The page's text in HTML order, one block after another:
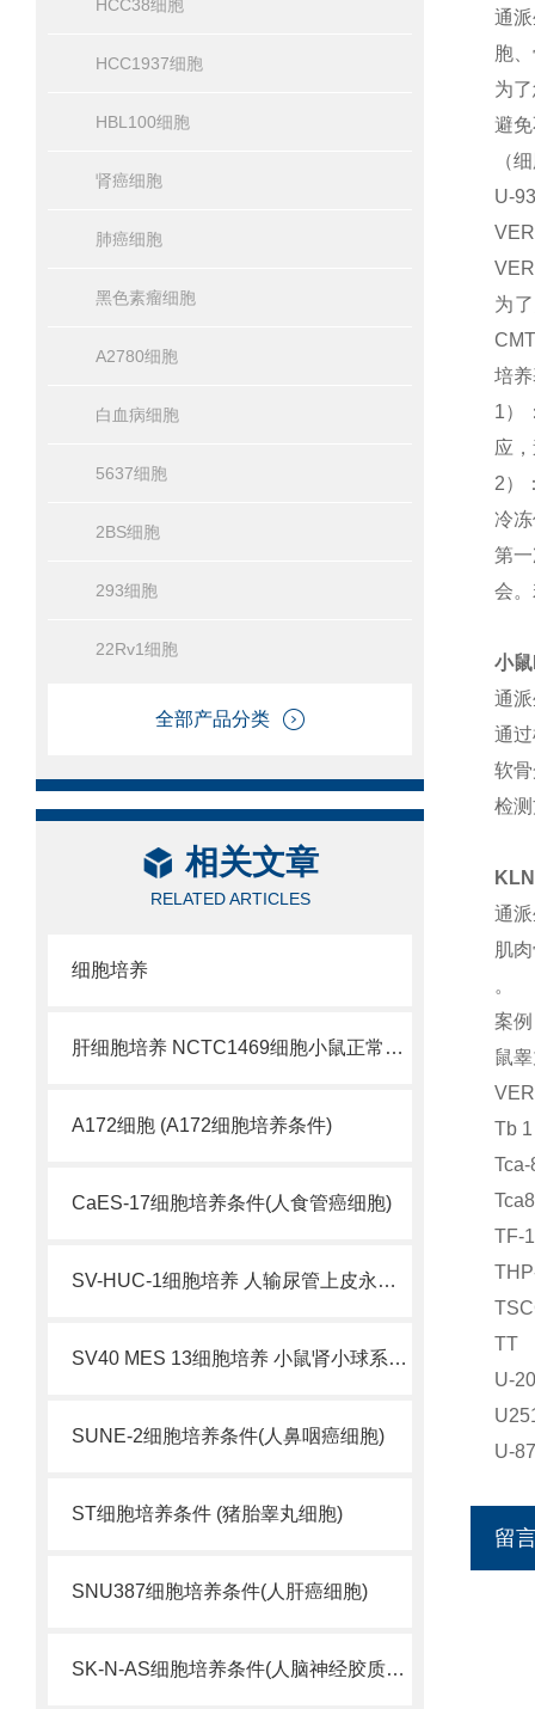
HCC38细胞
HCC1937细胞
HBL100细胞
肾癌细胞
肺癌细胞
黑色素瘤细胞
A2780细胞
白血病细胞
5637细胞
2BS细胞
293细胞
22Rv1细胞
全部产品分类
相关文章
RELATED ARTICLES
细胞培养
肝细胞培养 NCTC1469细胞小鼠正常肝细胞
A172细胞 (A172细胞培养条件)
CaES-17细胞培养条件(人食管癌细胞)
SV-HUC-1细胞培养 人输尿管上皮永生化细胞
SV40 MES 13细胞培养 小鼠肾小球系膜细胞
SUNE-2细胞培养条件(人鼻咽癌细胞)
ST细胞培养条件 (猪胎睾丸细胞)
SNU387细胞培养条件(人肝癌细胞)
SK-N-AS细胞培养条件(人脑神经胶质母细胞瘤)
通
胞
为
避
（
U-
为
培
1）
应
2）
冷
第
会
小
通
通
软
检
通
肌
。
案
鼠
Tb
TF-
TT
U-
U-
留